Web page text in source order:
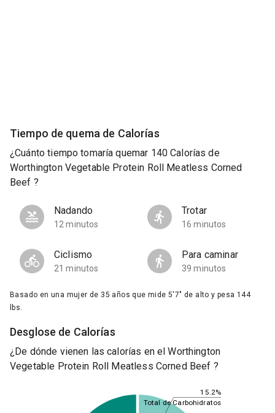
Tiempo de quema de Calorías
¿Cuánto tiempo tomaría quemar 140 Calorías de
Worthington Vegetable Protein Roll Meatless Corned
Beef ?
Nadando
12 minutos
Trotar
16 minutos
Ciclismo
21 minutos
Para caminar
39 minutos
Basado en una mujer de 35 años que mide 5'7" de alto y pesa 144
lbs.
Desglose de Calorías
¿De dónde vienen las calorías en el Worthington
Vegetable Protein Roll Meatless Corned Beef ?
15.2%
Total de Carbohidratos